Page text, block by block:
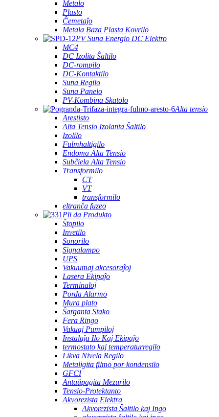
Metalo
Plasto
Ĉemetaĵo
Metala Baza Plasta Kovrilo
PV Suna Energio DC Elektro
MC4
DC Izolita Ŝaltilo
DC-rompilo
DC-Kontaktilo
Suna Regilo
Suna Panelo
PV-Kombina Skatolo
Alta tensio
Arestisto
Alta Tensio Izolanta Ŝaltilo
Izolilo
Fulmhaltigilo
Endoma Alta Tensio
Subĉiela Alta Tensio
Transformilo
CT
VT
transformilo
eltranĉa fuzeo
Pli da Produkto
Ŝtopilo
Invetilo
Sonorilo
Signalampo
UPS
Vakuumaj akcesoraĵoj
Lasera Ekipaĵo
Terminaloj
Porda Alarmo
Mura plato
Ŝarganta Stako
Fera Ringo
Vakuaj Pumpiloj
Instalaĵa Ilo Kaj Ekipaĵo
termostato kaj temperaturregilo
Likva Nivela Regilo
Metaligita filmo por kondensilo
GFCI
Antaŭpagita Mezurilo
Tensio-Protektanto
Akvorezista Elektra
Akvorezista Ŝaltilo kaj Ingo